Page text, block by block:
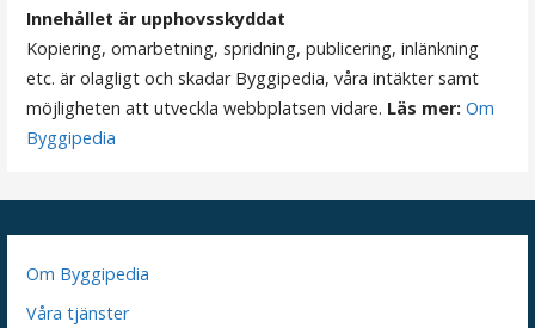
nInnehållet är upphovsskyddat
Kopiering, omarbetning, spridning, publicering, inlänkning
etc. är olagligt och skadar Byggipedia, våra intäkter samt
möjligheten att utveckla webbplatsen vidare. Läs mer: Om
Byggipedia
Om Byggipedia
Våra tjänster